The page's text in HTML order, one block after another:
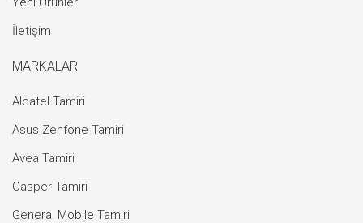
İletişim
MARKALAR
Alcatel Tamiri
Asus Zenfone Tamiri
Avea Tamiri
Casper Tamiri
General Mobile Tamiri